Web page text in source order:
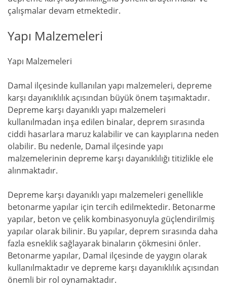
çalışmalar devam etmektedir.
Yapı Malzemeleri
Yapı Malzemeleri
Damal ilçesinde kullanılan yapı malzemeleri, depreme
karşı dayanıklılık açısından büyük önem taşımaktadır.
Depreme karşı dayanıklı yapı malzemeleri
kullanılmadan inşa edilen binalar, deprem sırasında
ciddi hasarlara maruz kalabilir ve can kayıplarına neden
olabilir. Bu nedenle, Damal ilçesinde yapı
malzemelerinin depreme karşı dayanıklılığı titizlikle ele
alınmaktadır.
Depreme karşı dayanıklı yapı malzemeleri genellikle
betonarme yapılar için tercih edilmektedir. Betonarme
yapılar, beton ve çelik kombinasyonuyla güçlendirilmiş
yapılar olarak bilinir. Bu yapılar, deprem sırasında daha
fazla esneklik sağlayarak binaların çökmesini önler.
Betonarme yapılar, Damal ilçesinde de yaygın olarak
kullanılmaktadır ve depreme karşı dayanıklılık açısından
önemli bir rol oynamaktadır.